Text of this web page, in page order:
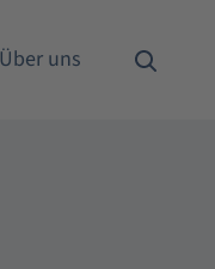
Über uns